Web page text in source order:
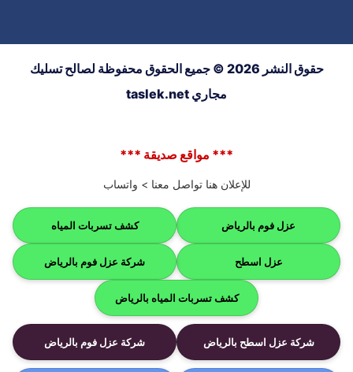
حقوق النشر 2026 © جميع الحقوق محفوظة لصالح تسليك
مجاري taslek.net
*** مواقع صديقة ***
للإعلان هنا تواصل معنا > واتساب
عزل فوم بالرياض كشف تسربات المياه
عزل اسطح شركة عزل فوم بالرياض
كشف تسربات المياه بالرياض
شركة عزل اسطح بالرياض شركة عزل فوم بالرياض